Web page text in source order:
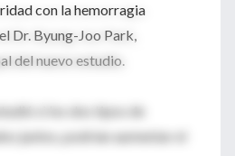
con la hemorragia
Dr. Byung-Joo Park,
del nuevo estudio.
si los dos tipos de
juntos, podrían aumentar el